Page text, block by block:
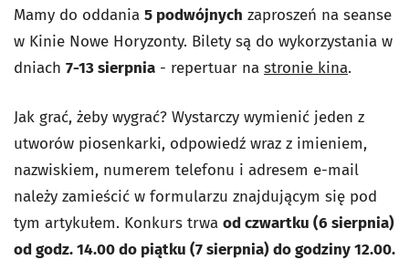
Mamy do oddania 5 podwójnych zaproszeń na seanse
w Kinie Nowe Horyzonty. Bilety są do wykorzystania w
dniach 7-13 sierpnia - repertuar na stronie kina.
Jak grać, żeby wygrać? Wystarczy wymienić jeden z
utworów piosenkarki, odpowiedź wraz z imieniem,
nazwiskiem, numerem telefonu i adresem e-mail
należy zamieścić w formularzu znajdującym się pod
tym artykułem. Konkurs trwa od czwartku (6 sierpnia)
od godz. 14.00 do piątku (7 sierpnia) do godziny 12.00.